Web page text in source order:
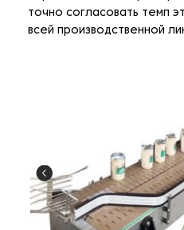
точно согласовать темп
всей производственной